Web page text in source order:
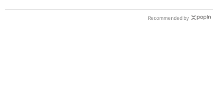
Recommended by